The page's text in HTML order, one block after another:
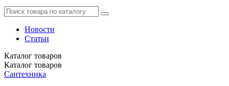
Новости
Статьи
Каталог товаров
Каталог товаров
Сантехника